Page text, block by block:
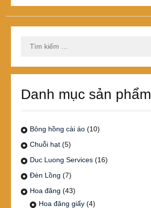
kiếm
Danh mục sản phẩm
Bông hồng cài áo (10)
Chuỗi hạt (5)
Duc Luong Services (16)
Đèn Lồng (7)
Hoa đăng (43)
Hoa đăng giấy (4)